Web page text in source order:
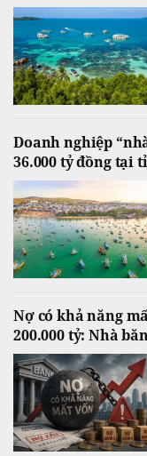
Doanh nghiệp
36.000 tỷ đồng tại
Nợ có khả năng
200.000 tỷ: Nhà